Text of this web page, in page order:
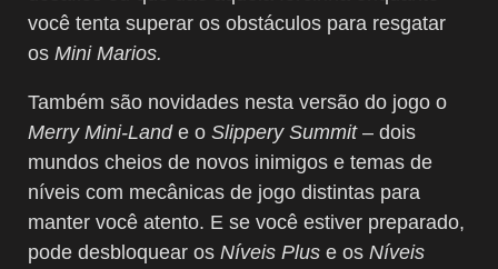
você tenta superar os obstáculos para resgatar
os Mini Marios.
Também são novidades nesta versão do jogo o
Merry Mini-Lande o Slippery Summit– dois
mundos cheios de novos inimigos e temas de
níveis com mecânicas de jogo distintas para
manter você atento. E se você estiver preparado,
pode desbloquear os Níveis Plus e os Níveis